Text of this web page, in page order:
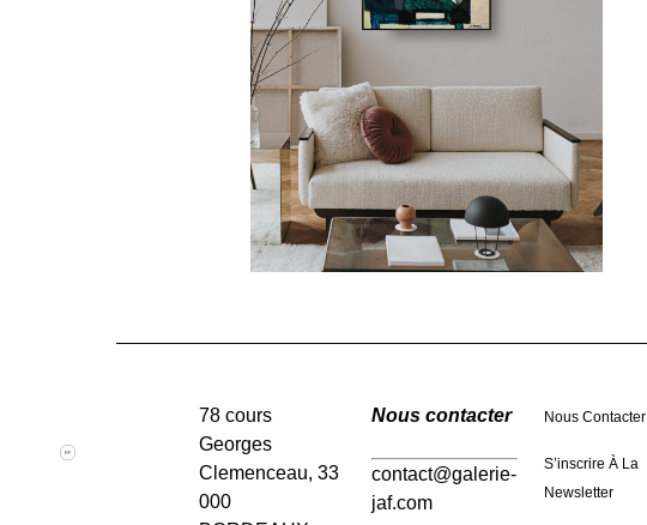
78 cours
Georges
Clemenceau, 33
000
Nous contacter
contact@galerie-
jaf.com
Nous Contacter
S’inscrire À La
Newsletter